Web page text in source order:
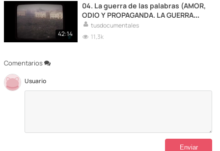
Comentarios
Usuario
42:14
04. La guerra de las palabras (AMOR,
ODIO Y PROPAGANDA. LA GUERRA
FRÍA). 2014
tusdocumentales
11,3k